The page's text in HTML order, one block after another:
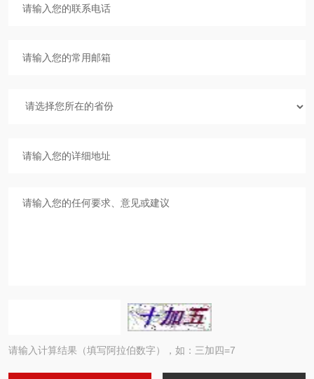
请输入计算结果（填写阿拉伯数字），如：三加四=7